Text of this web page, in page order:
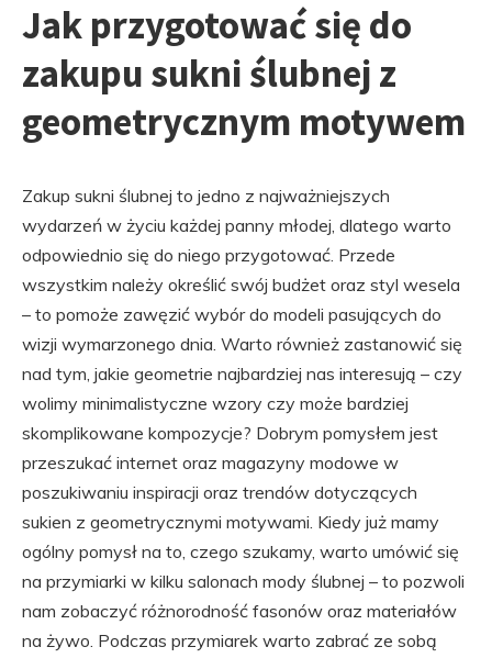
Jak przygotować się do
zakupu sukni ślubnej z
geometrycznym motywem
Zakup sukni ślubnej to jedno z najważniejszych
wydarzeń w życiu każdej panny młodej, dlatego warto
odpowiednio się do niego przygotować. Przede
wszystkim należy określić swój budżet oraz styl wesela
– to pomoże zawęzić wybór do modeli pasujących do
wizji wymarzonego dnia. Warto również zastanowić się
nad tym, jakie geometrie najbardziej nas interesują – czy
wolimy minimalistyczne wzory czy może bardziej
skomplikowane kompozycje? Dobrym pomysłem jest
przeszukać internet oraz magazyny modowe w
poszukiwaniu inspiracji oraz trendów dotyczących
sukien z geometrycznymi motywami. Kiedy już mamy
ogólny pomysł na to, czego szukamy, warto umówić się
na przymiarki w kilku salonach mody ślubnej – to pozwoli
nam zobaczyć różnorodność fasonów oraz materiałów
na żywo. Podczas przymiarek warto zabrać ze sobą